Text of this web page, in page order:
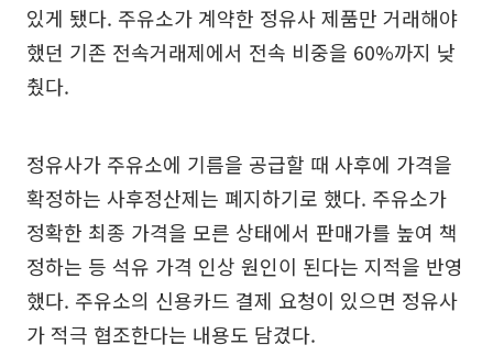
있게 됐다. 주유소가 계약한 정유사 제품만 거래해야
했던 기존 전속거래제에서 전속 비중을 60%까지 낮
췄다.
정유사가 주유소에 기름을 공급할 때 사후에 가격을
확정하는 사후정산제는 폐지하기로 했다. 주유소가
정확한 최종 가격을 모른 상태에서 판매가를 높여 책
정하는 등 석유 가격 인상 원인이 된다는 지적을 반영
했다. 주유소의 신용카드 결제 요청이 있으면 정유사
가 적극 협조한다는 내용도 담겼다.